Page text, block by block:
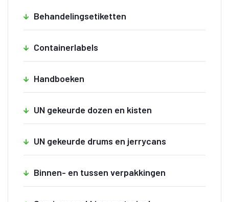
Behandelingsetiketten
Containerlabels
Handboeken
UN gekeurde dozen en kisten
UN gekeurde drums en jerrycans
Binnen- en tussen verpakkingen